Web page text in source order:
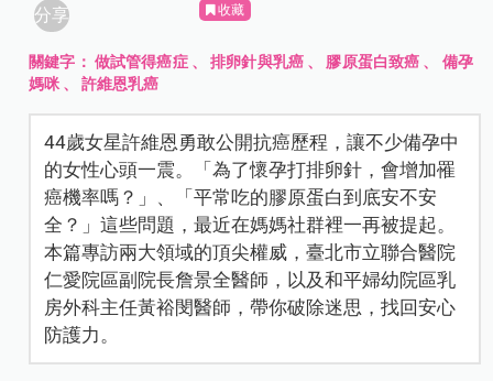
分享 收藏
關鍵字： 做試管得癌症、排卵針與乳癌 、 膠原蛋白致癌 、 備孕
媽咪 、許維恩乳癌
44歲女星許維恩勇敢公開抗癌歷程，讓不少備孕中
的女性心頭一震。「為了懷孕打排卵針，會增加罹
癌機率嗎？」、「平常吃的膠原蛋白到底安不安
全？」這些問題，最近在媽媽社群裡一再被提起。
本篇專訪兩大領域的頂尖權威，臺北市立聯合醫院
仁愛院區副院長詹景全醫師，以及和平婦幼院區乳
房外科主任黃裕閔醫師，帶你破除迷思，找回安心
防護力。